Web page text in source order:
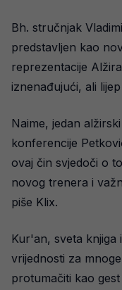
Bh. stručnjak
predstavljen kao
reprezentacije
iznenađujući, ali
Naime, jedan
konferencije
ovaj čin svjedoči o
novog trenera i
piše Klix.
Kur'an, sveta knjiga
vrijednosti za
protumačiti kao